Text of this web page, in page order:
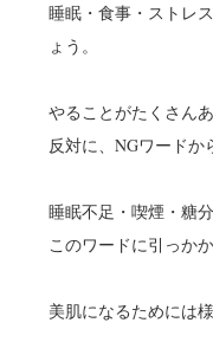
睡眠・食事・ストレ
ょう。
やることがたくさん
反対に、NGワードか
睡眠不足・喫煙・糖
このワードに引っか
美肌になるためには